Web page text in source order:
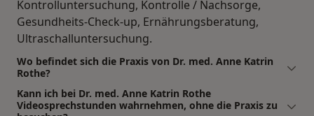
Kontrolluntersuchung, Kontrolle / Nachsorge,
Gesundheits-Check-up, Ernährungsberatung,
Ultraschalluntersuchung.
Wo befindet sich die Praxis von Dr. med. Anne Katrin
Rothe?
Kann ich bei Dr. med. Anne Katrin Rothe
Videosprechstunden wahrnehmen, ohne die Praxis zu